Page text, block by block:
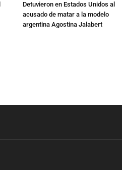
Detuvieron en Estados Unidos al
acusado de matar a la modelo
argentina Agostina Jalabert